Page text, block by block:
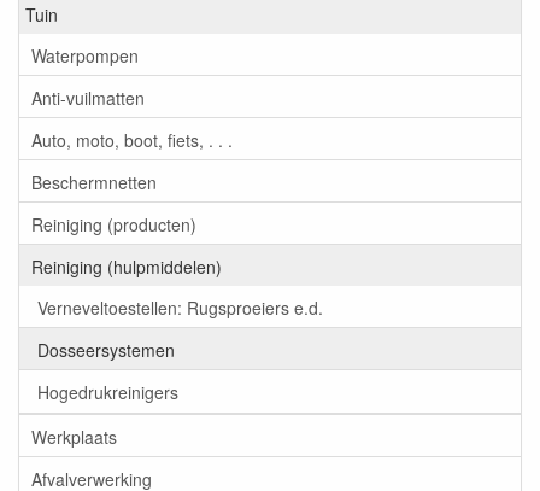
Tuin
Waterpompen
Anti-vuilmatten
Auto, moto, boot, fiets, . . .
Beschermnetten
Reiniging (producten)
Reiniging (hulpmiddelen)
Verneveltoestellen: Rugsproeiers e.d.
Dosseersystemen
Hogedrukreinigers
Werkplaats
Afvalverwerking